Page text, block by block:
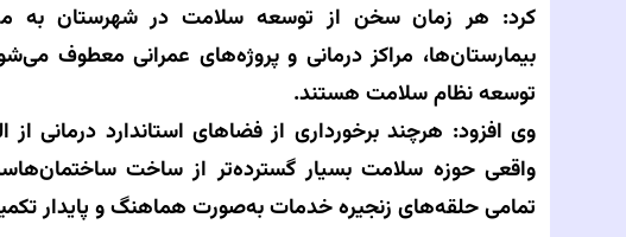
کرد: هر زمان سخن از توسعه سلامت در شهرستان به
بیمارستان‌ها، مراکز درمانی و پروژه‌های عمرانی معطوف
توسعه نظام سلامت هستند.
وی افزود: هرچند برخورداری از فضاهای استاندارد درمانی
واقعی حوزه سلامت بسیار گسترده‌تر از ساخت
تمامی حلقه‌های زنجیره خدمات به‌صورت هماهنگ و پایدار